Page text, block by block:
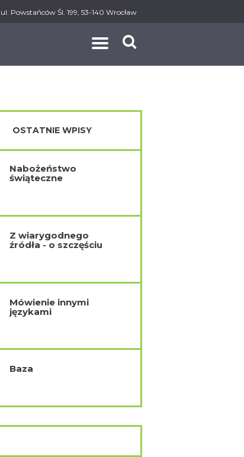
Powstańców Śl. 199, 53-140 Wrocław
OSTATNIE WPISY
Nabożeństwo
świąteczne
Z wiarygodnego
źródła - o szczęściu
Mówienie innymi
językami
Baza